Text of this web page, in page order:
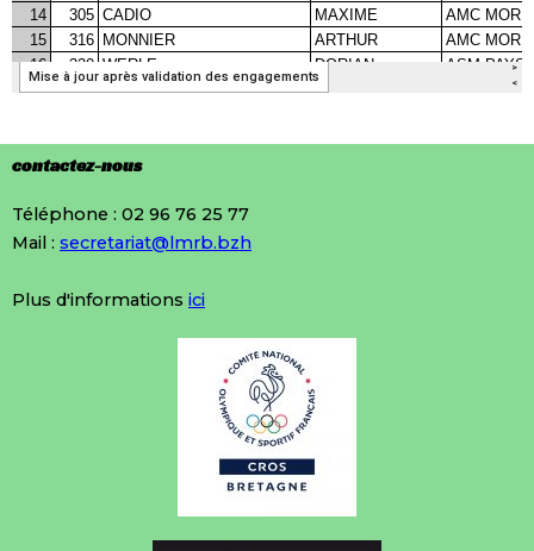
contactez-nous
Téléphone : 02 96 76 25 77
Mail : secretariat@lmrb.bzh
Plus d'informations ici